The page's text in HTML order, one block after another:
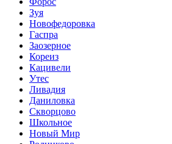
Зуя
Новофедоровка
Гаспра
Заозерное
Кореиз
Кацивели
Утес
Ливадия
Даниловка
Скворцово
Школьное
Новый Мир